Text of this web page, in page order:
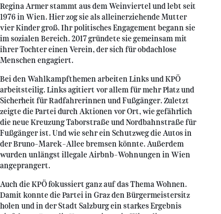
Regina Armer stammt aus dem Weinviertel und lebt seit
1976 in Wien. Hier zog sie als alleinerziehende Mutter
vier Kinder groß. Ihr politisches Engagement begann sie
im sozialen Bereich. 2017 gründete sie gemeinsam mit
ihrer Tochter einen Verein, der sich für obdachlose
Menschen engagiert.
Bei den Wahlkampfthemen arbeiten Links und KPÖ
arbeitsteilig. Links agitiert vor allem für mehr Platz und
Sicherheit für Radfahrerinnen und Fußgänger. Zuletzt
zeigte die Partei durch Aktionen vor Ort, wie gefährlich
die neue Kreuzung Taborstraße und Nordbahnstraße für
Fußgänger ist. Und wie sehr ein Schutzweg die Autos in
der Bruno-Marek-Allee bremsen könnte. Außerdem
wurden unlängst illegale Airbnb-Wohnungen in Wien
angeprangert.
Auch die KPÖ fokussiert ganz auf das Thema Wohnen.
Damit konnte die Partei in Graz den Bürgermeistersitz
holen und in der Stadt Salzburg ein starkes Ergebnis